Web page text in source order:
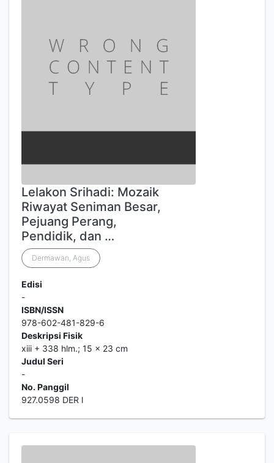
Lelakon Srihadi: Mozaik
Riwayat Seniman Besar,
Pejuang Perang,
Pendidik, dan …
Dermawan, Agus
Edisi
-
ISBN/ISSN
978-602-481-829-6
Deskripsi Fisik
xiii + 338 hlm.; 15 x 23 cm
Judul Seri
-
No. Panggil
927.0598 DER l